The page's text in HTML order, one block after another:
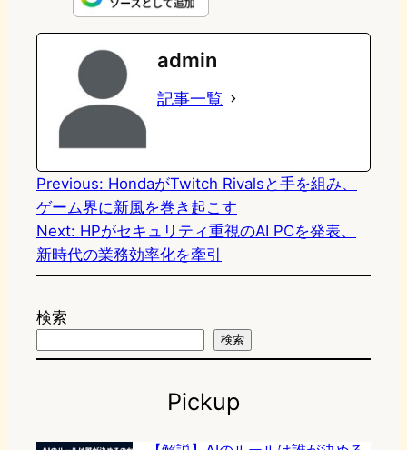
e
t
o
d
n
e
s
k
e
k
e
admin
記事一覧
Previous: HondaがTwitch Rivalsと手を組み、
ゲーム界に新風を巻き起こす
Next: HPがセキュリティ重視のAI PCを発表、
新時代の業務効率化を牽引
検索
検索
Pickup